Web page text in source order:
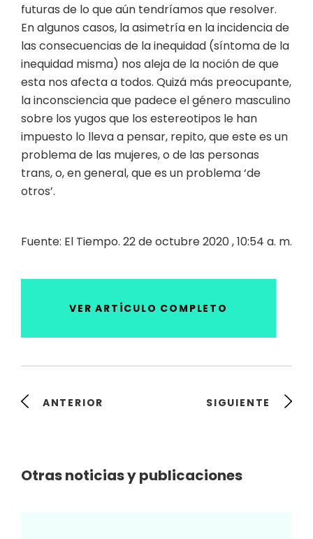
futuras de lo que aún tendríamos que resolver.
En algunos casos, la asimetría en la incidencia de
las consecuencias de la inequidad (síntoma de la
inequidad misma) nos aleja de la noción de que
esta nos afecta a todos. Quizá más preocupante,
la inconsciencia que padece el género masculino
sobre los yugos que los estereotipos le han
impuesto lo lleva a pensar, repito, que este es un
problema de las mujeres, o de las personas
trans, o, en general, que es un problema ‘de
otros’.
Fuente: El Tiempo. 22 de octubre 2020 , 10:54 a. m.
VER ARTÍCULO COMPLETO
ANTERIOR SIGUIENTE
Otras noticias y publicaciones